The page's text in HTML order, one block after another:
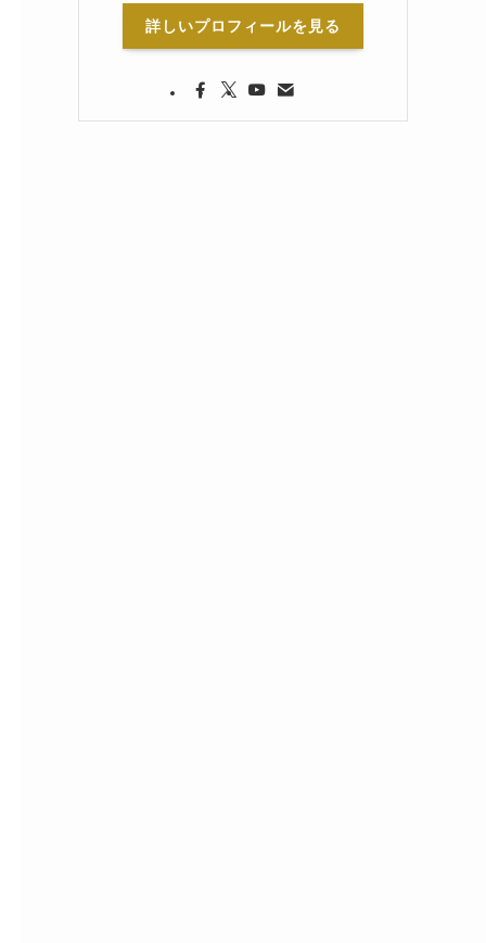
詳しいプロフィールを見る